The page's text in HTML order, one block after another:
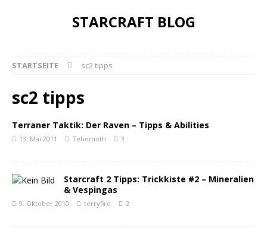
STARCRAFT BLOG
STARTSEITE sc2 tipps
sc2 tipps
Terraner Taktik: Der Raven – Tipps & Abilities
13. Mai 2011 Tehomoth 3
Starcraft 2 Tipps: Trickkiste #2 – Mineralien
& Vespingas
9. Oktober 2010 terryfire 2